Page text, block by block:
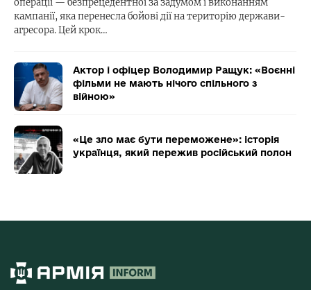
операції — безпрецедентної за задумом і виконанням
кампанії, яка перенесла бойові дії на територію держави-
агресора. Цей крок…
Актор і офіцер Володимир Ращук: «Воєнні
фільми не мають нічого спільного з
війною»
«Це зло має бути переможене»: історія
українця, який пережив російський полон